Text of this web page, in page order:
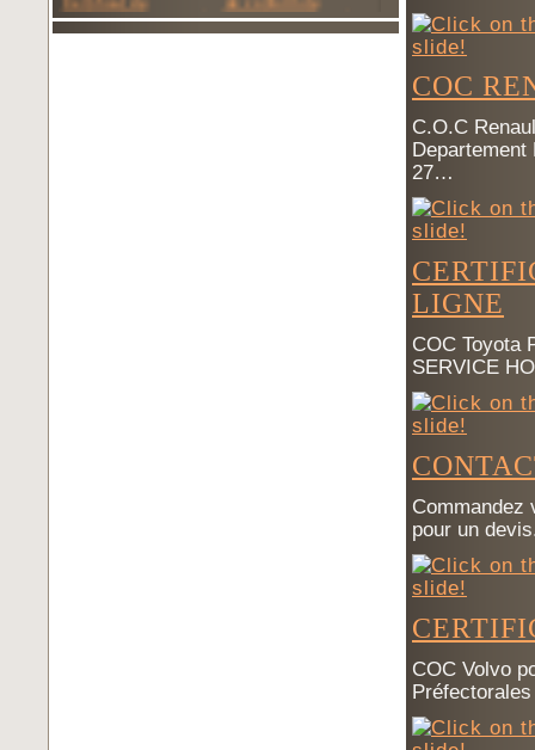
COC
C.O.C
27…
LIGNE
COC Toyota
SERVICE
Commandez
pour un
COC Volvo